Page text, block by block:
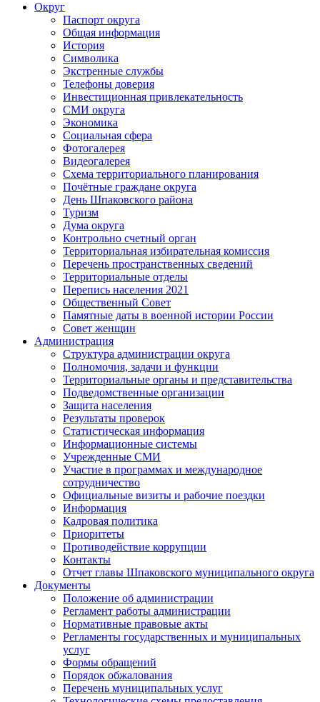
Округ
Паспорт округа
Общая информация
История
Символика
Экстренные службы
Телефоны доверия
Инвестиционная привлекательность
СМИ округа
Экономика
Социальная сфера
Фотогалерея
Видеогалерея
Схема территориального планирования
Почётные граждане округа
День Шпаковского района
Туризм
Дума округа
Контрольно счетный орган
Территориальная избирательная комиссия
Перечень пространственных сведений
Территориальные отделы
Перепись населения 2021
Общественный Совет
Памятные даты в военной истории России
Совет женщин
Администрация
Структура администрации округа
Полномочия, задачи и функции
Территориальные органы и представительства
Подведомственные организации
Защита населения
Результаты проверок
Статистическая информация
Информационные системы
Учрежденные СМИ
Участие в программах и международное
сотрудничество
Официальные визиты и рабочие поездки
Информация
Кадровая политика
Приоритеты
Противодействие коррупции
Контакты
Отчет главы Шпаковского муниципального округа
Документы
Положение об администрации
Регламент работы администрации
Нормативные правовые акты
Регламенты государственных и муниципальных
услуг
Формы обращений
Порядок обжалования
Перечень муниципальных услуг